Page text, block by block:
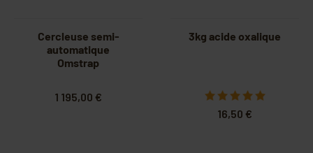
Cercleuse semi-
automatique
Omstrap
1 195,00 €
3kg acide oxalique
16,50 €